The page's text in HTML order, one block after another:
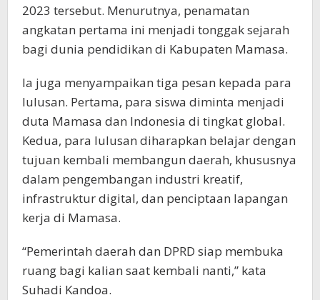
2023 tersebut. Menurutnya, penamatan
angkatan pertama ini menjadi tonggak sejarah
bagi dunia pendidikan di Kabupaten Mamasa.
Ia juga menyampaikan tiga pesan kepada para
lulusan. Pertama, para siswa diminta menjadi
duta Mamasa dan Indonesia di tingkat global.
Kedua, para lulusan diharapkan belajar dengan
tujuan kembali membangun daerah, khususnya
dalam pengembangan industri kreatif,
infrastruktur digital, dan penciptaan lapangan
kerja di Mamasa.
“Pemerintah daerah dan DPRD siap membuka
ruang bagi kalian saat kembali nanti,” kata
Suhadi Kandoa.